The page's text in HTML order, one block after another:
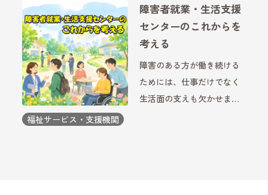
関わりについても相談でき
る場所として利用されてい
ます。近年は、仕事の訓練
だけで […]
福祉サービス・支援機関
障害者就業・生活支援
センターのこれからを
考える
障害のある方が働き続ける
ためには、仕事だけでなく
生活面の支えも欠かせませ